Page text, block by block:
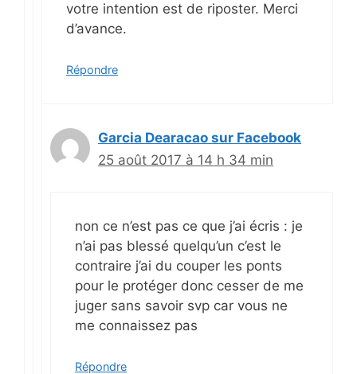
votre intention est de riposter. Merci
d’avance.
Répondre
Garcia Dearacao sur Facebook
25 août 2017 à 14 h 34 min
non ce n’est pas ce que j’ai écris : je
n’ai pas blessé quelqu’un c’est le
contraire j’ai du couper les ponts
pour le protéger donc cesser de me
juger sans savoir svp car vous ne
me connaissez pas
Répondre